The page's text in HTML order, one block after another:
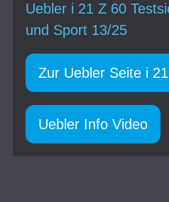
Uebler i 21 Z 60
und Sport 13/25
Zur Uebler Seite i
Uebler Info Video